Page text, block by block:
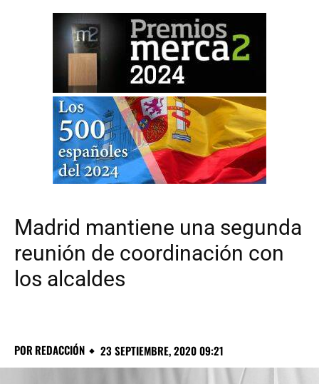
Madrid mantiene una segunda
reunión de coordinación con
los alcaldes
POR REDACCIÓN 23 SEPTIEMBRE, 2020 09:21